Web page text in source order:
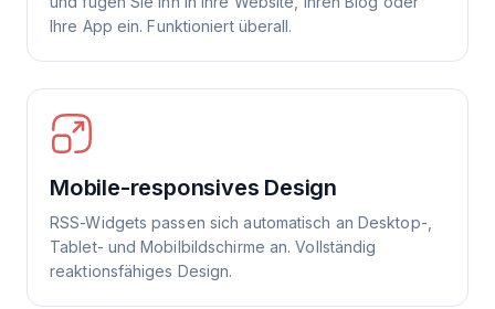
Ihre App ein. Funktioniert überall.
Mobile-responsives Design
RSS-Widgets passen sich automatisch an Desktop-,
Tablet- und Mobilbildschirme an. Vollständig
reaktionsfähiges Design.